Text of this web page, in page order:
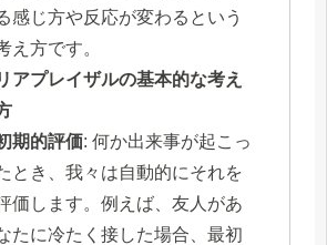
感じ方や反応が変わるという
え方です。
アプレイザルの基本的な考え
期的評価: 何か出来事が起こっ
とき、我々は自動的にそれを
価します。例えば、友人があ
たに冷たく接した場合、最初